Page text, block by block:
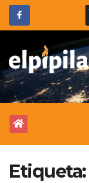
Etiqueta: